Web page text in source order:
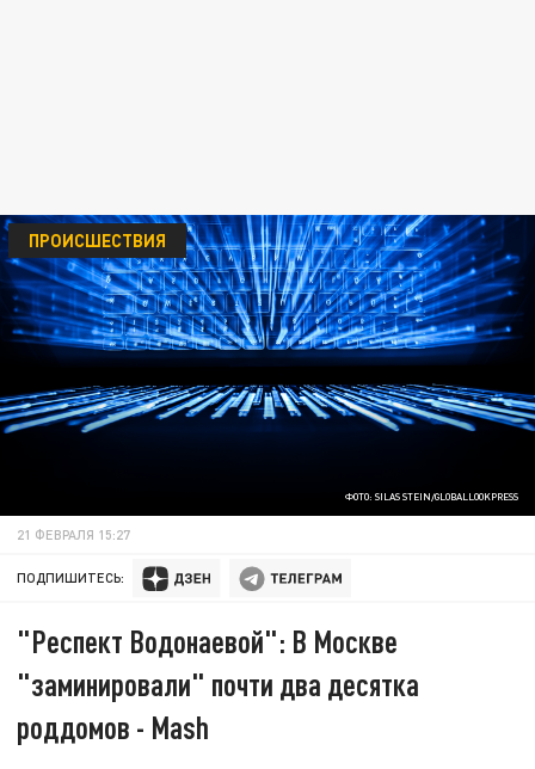
ФОТО: SILAS STEIN/GLOBALLOOKPRESS
ПРОИСШЕСТВИЯ
21 ФЕВРАЛЯ 15:27
ПОДПИШИТЕСЬ:
"Респект Водонаевой": В Москве
"заминировали" почти два десятка
роддомов - Mash